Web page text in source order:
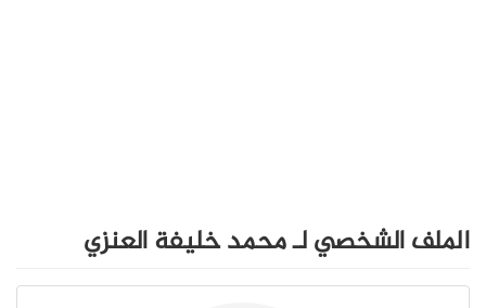
الملف الشخصي لـ محمد خليفة العنزي